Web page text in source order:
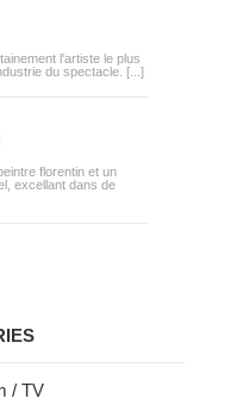
l'artiste le plus
du spectacle. [...]
florentin et un
excellant dans de
/ TV